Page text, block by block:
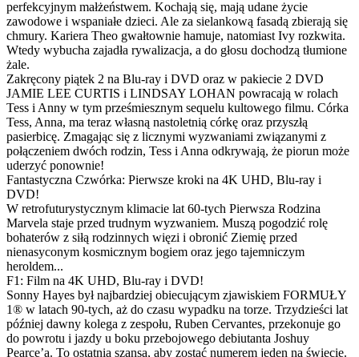
perfekcyjnym małżeństwem. Kochają się, mają udane życie
zawodowe i wspaniałe dzieci. Ale za sielankową fasadą zbierają się
chmury. Kariera Theo gwałtownie hamuje, natomiast Ivy rozkwita.
Wtedy wybucha zajadła rywalizacja, a do głosu dochodzą tłumione
żale.
Zakręcony piątek 2 na Blu-ray i DVD oraz w pakiecie 2 DVD
JAMIE LEE CURTIS i LINDSAY LOHAN powracają w rolach
Tess i Anny w tym prześmiesznym sequelu kultowego filmu. Córka
Tess, Anna, ma teraz własną nastoletnią córkę oraz przyszłą
pasierbicę. Zmagając się z licznymi wyzwaniami związanymi z
połączeniem dwóch rodzin, Tess i Anna odkrywają, że piorun może
uderzyć ponownie!
Fantastyczna Czwórka: Pierwsze kroki na 4K UHD, Blu-ray i
DVD!
W retrofuturystycznym klimacie lat 60-tych Pierwsza Rodzina
Marvela staje przed trudnym wyzwaniem. Muszą pogodzić rolę
bohaterów z siłą rodzinnych więzi i obronić Ziemię przed
nienasyconym kosmicznym bogiem oraz jego tajemniczym
heroldem...
F1: Film na 4K UHD, Blu-ray i DVD!
Sonny Hayes był najbardziej obiecującym zjawiskiem FORMUŁY
1® w latach 90-tych, aż do czasu wypadku na torze. Trzydzieści lat
później dawny kolega z zespołu, Ruben Cervantes, przekonuje go
do powrotu i jazdy u boku przebojowego debiutanta Joshuy
Pearce’a. To ostatnia szansa, aby zostać numerem jeden na świecie.